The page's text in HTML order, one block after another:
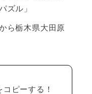
ズル」
ら栃木県大田原
ピーする！